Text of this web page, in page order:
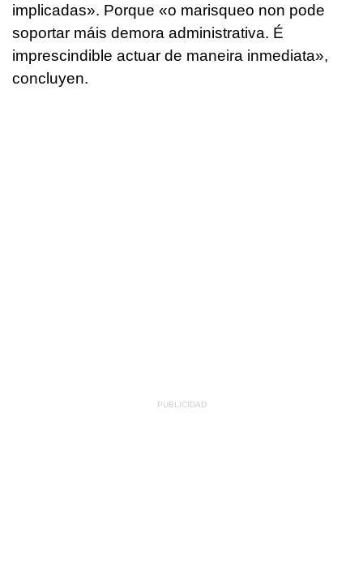
implicadas». Porque «o marisqueo non pode
soportar máis demora administrativa. É
imprescindible actuar de maneira inmediata»,
concluyen.